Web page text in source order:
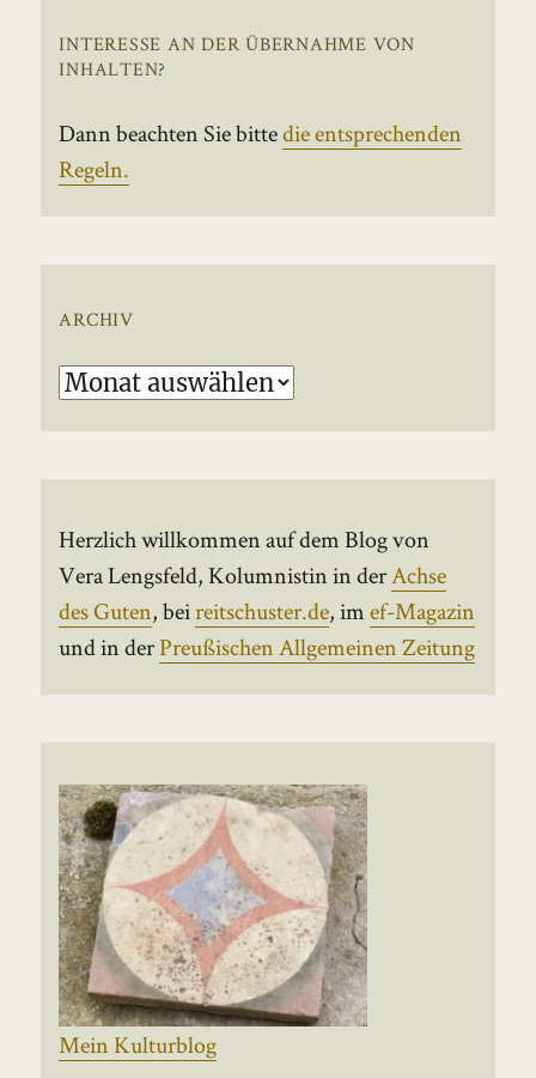
INTERESSE AN DER ÜBERNAHME VON
INHALTEN?
Dann beachten Sie bittedie entsprechenden
Regeln.
ARCHIV
Archiv
Herzlich willkommen auf dem Blog von
Vera Lengsfeld, Kolumnistin in derAchse
des Guten, beireitschuster.de, imef-Magazin
und in derPreußischen Allgemeinen Zeitung
Mein Kulturblog